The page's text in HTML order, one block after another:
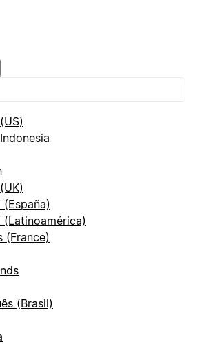
(España)
(Latinoamérica)
(France)
(Brasil)